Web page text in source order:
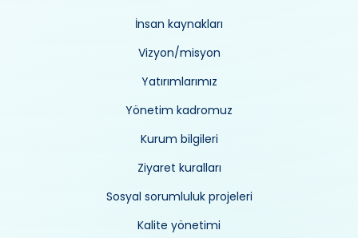
İnsan kaynakları
Vizyon/misyon
Yatırımlarımız
Yönetim kadromuz
Kurum bilgileri
Ziyaret kuralları
Sosyal sorumluluk projeleri
Kalite yönetimi